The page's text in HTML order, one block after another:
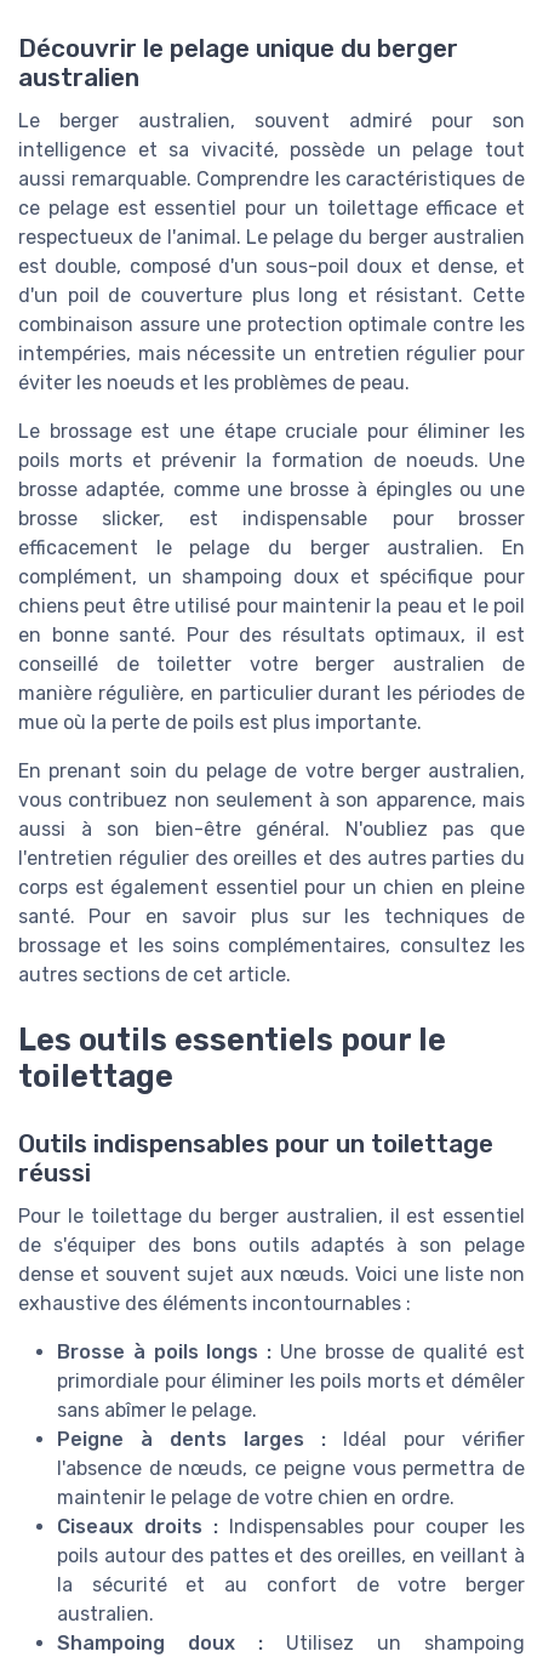
Découvrir le pelage unique du berger
australien
Le berger australien, souvent admiré pour son
intelligence et sa vivacité, possède un pelage tout
aussi remarquable. Comprendre les caractéristiques de
ce pelage est essentiel pour un toilettage efficace et
respectueux de l'animal. Le pelage du berger australien
est double, composé d'un sous-poil doux et dense, et
d'un poil de couverture plus long et résistant. Cette
combinaison assure une protection optimale contre les
intempéries, mais nécessite un entretien régulier pour
éviter les noeuds et les problèmes de peau.
Le brossage est une étape cruciale pour éliminer les
poils morts et prévenir la formation de noeuds. Une
brosse adaptée, comme une brosse à épingles ou une
brosse slicker, est indispensable pour brosser
efficacement le pelage du berger australien. En
complément, un shampoing doux et spécifique pour
chiens peut être utilisé pour maintenir la peau et le poil
en bonne santé. Pour des résultats optimaux, il est
conseillé de toiletter votre berger australien de
manière régulière, en particulier durant les périodes de
mue où la perte de poils est plus importante.
En prenant soin du pelage de votre berger australien,
vous contribuez non seulement à son apparence, mais
aussi à son bien-être général. N'oubliez pas que
l'entretien régulier des oreilles et des autres parties du
corps est également essentiel pour un chien en pleine
santé. Pour en savoir plus sur les techniques de
brossage et les soins complémentaires, consultez les
autres sections de cet article.
Les outils essentiels pour le
toilettage
Outils indispensables pour un toilettage
réussi
Pour le toilettage du berger australien, il est essentiel
de s'équiper des bons outils adaptés à son pelage
dense et souvent sujet aux nœuds. Voici une liste non
exhaustive des éléments incontournables :
Brosse à poils longs : Une brosse de qualité est
primordiale pour éliminer les poils morts et démêler
sans abîmer le pelage.
Peigne à dents larges : Idéal pour vérifier
l'absence de nœuds, ce peigne vous permettra de
maintenir le pelage de votre chien en ordre.
Ciseaux droits :Indispensables pour couper les
poils autour des pattes et des oreilles, en veillant à
la sécurité et au confort de votre berger
australien.
Shampoing doux : Utilisez un shampoing